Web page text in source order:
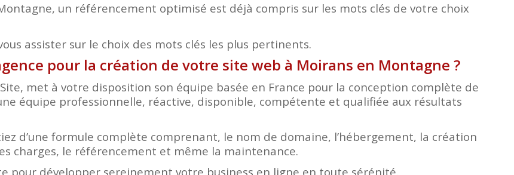
un référencement optimisé est déjà compris sur les mots clés de votre choix
assister sur le choix des mots clés les plus pertinents.
pour la création de votre site web à Moirans en Montagne ?
met à votre disposition son équipe basée en France pour la conception complète de
équipe professionnelle, réactive, disponible, compétente et qualifiée aux résultats
d’une formule complète comprenant, le nom de domaine, l’hébergement, la création
charges, le référencement et même la maintenance.
pour développer sereinement votre business en ligne en toute sérénité.